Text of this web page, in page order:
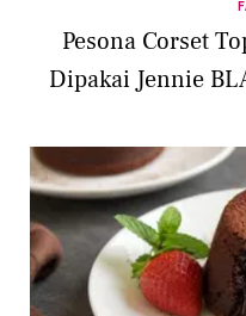
Pesona Corset
Dipakai Jennie